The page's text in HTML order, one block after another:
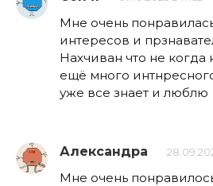
Мне очень
интересов и
Нахчиван что не когда
ещё много
уже все знает и люблю
Александра
Мне очень